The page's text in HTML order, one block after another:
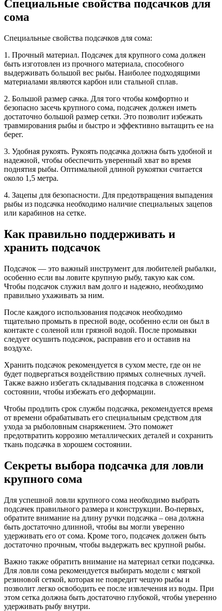
Специальные свойства подсачков для
сома
Специальные свойства подсачков для сома:
1. Прочный материал. Подсачек для крупного сома должен
быть изготовлен из прочного материала, способного
выдерживать большой вес рыбы. Наиболее подходящими
материалами являются карбон или стальной сплав.
2. Большой размер сачка. Для того чтобы комфортно и
безопасно засечь крупного сома, подсачек должен иметь
достаточно большой размер сетки. Это позволит избежать
травмирования рыбы и быстро и эффективно вытащить ее на
берег.
3. Удобная рукоять. Рукоять подсачка должна быть удобной и
надежной, чтобы обеспечить уверенный хват во время
поднятия рыбы. Оптимальной длиной рукоятки считается
около 1,5 метра.
4. Зацепы для безопасности. Для предотвращения выпадения
рыбы из подсачка необходимо наличие специальных зацепов
или карабинов на сетке.
Как правильно поддерживать и
хранить подсачок
Подсачок — это важный инструмент для любителей рыбалки,
особенно если вы ловите крупную рыбу, такую как сом.
Чтобы подсачок служил вам долго и надежно, необходимо
правильно ухаживать за ним.
После каждого использования подсачок необходимо
тщательно промыть в пресной воде, особенно если он был в
контакте с соленой или грязной водой. После промывки
следует осушить подсачок, расправив его и оставив на
воздухе.
Хранить подсачок рекомендуется в сухом месте, где он не
будет подвергаться воздействию прямых солнечных лучей.
Также важно избегать складывания подсачка в сложенном
состоянии, чтобы избежать его деформации.
Чтобы продлить срок службы подсачка, рекомендуется время
от времени обрабатывать его специальным средством для
ухода за рыболовным снаряжением. Это поможет
предотвратить коррозию металлических деталей и сохранить
ткань подсачка в хорошем состоянии.
Секреты выбора подсачка для ловли
крупного сома
Для успешной ловли крупного сома необходимо выбрать
подсачек правильного размера и конструкции. Во-первых,
обратите внимание на длину ручки подсачка – она должна
быть достаточно длинной, чтобы вы могли уверенно
удерживать его от сома. Кроме того, подсачек должен быть
достаточно прочным, чтобы выдержать вес крупной рыбы.
Важно также обратить внимание на материал сетки подсачка.
Для ловли сома рекомендуется выбирать модели с мягкой
резиновой сеткой, которая не повредит чешую рыбы и
позволит легко освободить ее после извлечения из воды. При
этом сетка должна быть достаточно глубокой, чтобы уверенно
удерживать рыбу внутри.